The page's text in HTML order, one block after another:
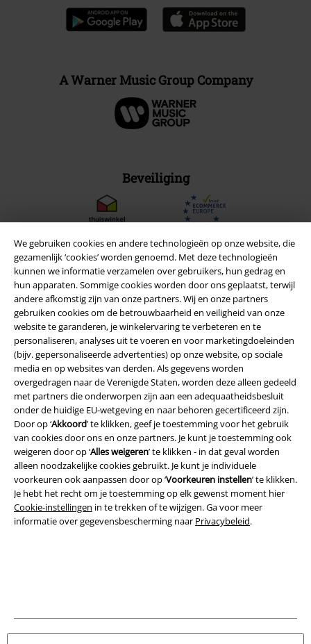
We gebruiken cookies en andere technologieën op onze website, die
gezamenlijk ‘cookies’ worden genoemd. Met deze technologieën
kunnen we informatie verzamelen over gebruikers, hun gedrag en
hun apparaten. Sommige cookies worden door ons geplaatst, terwijl
andere afkomstig zijn van onze partners. Wij en onze partners
gebruiken cookies om de betrouwbaarheid en veiligheid van onze
website te garanderen, je winkelervaring te verbeteren en te
personaliseren, analyses uit te voeren en voor marketingdoeleinden
(bijv. gepersonaliseerde advertenties) op onze website, op sociale
media en op websites van derden. Als gegevens worden
overgedragen naar de Verenigde Staten, worden deze alleen gedeeld
met partners die onderworpen zijn aan een adequaatheidsbesluit
onder de huidige EU-wetgeving en naar behoren gecertificeerd zijn.
Door op ‘Akkoord’ te klikken, geef je toestemming voor het gebruik
van cookies door ons en onze partners. Je kunt je toestemming ook
weigeren door op ‘Alles weigeren’ te klikken - in dat geval worden
alleen noodzakelijke cookies gebruikt. Je kunt je individuele
voorkeuren ook aanpassen door op ‘Voorkeuren instellen’ te klikken.
Je hebt het recht om je toestemming op elk gewenst moment hier
Cookie-instellingen in te trekken of te wijzigen. Ga voor meer
informatie over gegevensbescherming naar Privacybeleid.
A Warner Music Group Company
Beveiliging
Legal
Algemene Voorwaarden
Bedrijfsgegevens
Privacyverklaring
Verklaring van conformiteit
Informatie over toegankelijkheid